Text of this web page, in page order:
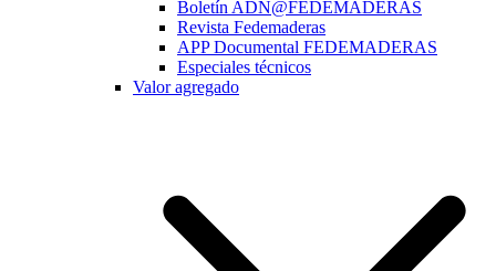
Boletín ADN@FEDEMADERAS
Revista Fedemaderas
APP Documental FEDEMADERAS
Especiales técnicos
Valor agregado